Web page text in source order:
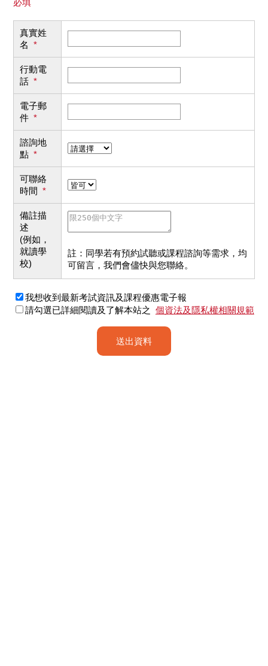
真實姓
名 *
行動電
話 *
電子郵
件 *
諮詢地
點 *
可聯絡
時間 *
備註描
述
(例如，
就讀學
校)
註：同學若有預約試聽或課程諮詢等需求，均
可留言，我們會儘快與您聯絡。
我想收到最新考試資訊及課程優惠電子報
請勾選已詳細閱讀及了解本站之 個資法及隱私權相關規範
送出資料